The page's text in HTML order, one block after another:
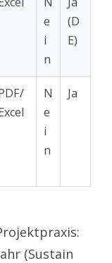
e
i
n
(D
E)
N
e
i
n
Ja
(Sustain